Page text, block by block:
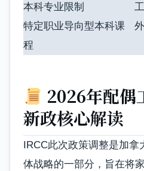
本科专业限制
特定职业导向型本科课
程
2026年配偶
新政核心解读
IRCC此次政策调整是加拿
体战略的一部分，旨在将